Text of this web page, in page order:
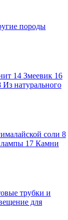
породы
14 Змеевик 16
Из натурального
соли 8
17 Камни
трубки и
для